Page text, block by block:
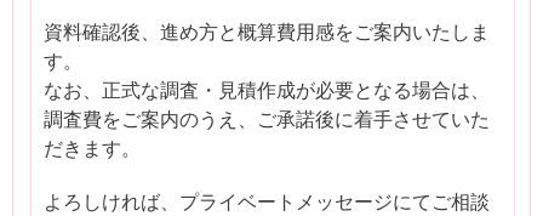
資料確認後、進め方と概算費用感をご案内いたしま
す。
なお、正式な調査・見積作成が必要となる場合は、
調査費をご案内のうえ、ご承諾後に着手させていた
だきます。
よろしければ、プライベートメッセージにてご相談